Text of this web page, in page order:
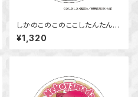
しかのこのこのここしたんたん
アクリルコースター 虎視 餡子
¥1,320